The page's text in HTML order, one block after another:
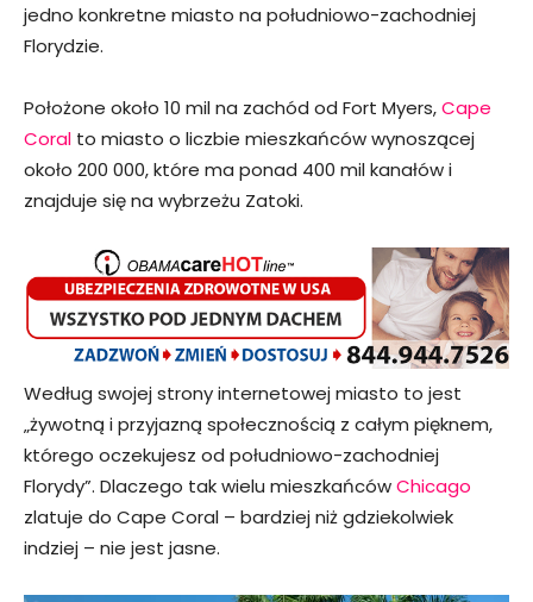
jedno konkretne miasto na południowo-zachodniej
Florydzie.
Położone około 10 mil na zachód od Fort Myers,Cape
Coral to miasto o liczbie mieszkańców wynoszącej
około 200 000, które ma ponad 400 mil kanałów i
znajduje się na wybrzeżu Zatoki.
Według swojej strony internetowej miasto to jest
„żywotną i przyjazną społecznością z całym pięknem,
którego oczekujesz od południowo-zachodniej
Florydy”. Dlaczego tak wielu mieszkańcówChicago
zlatuje do Cape Coral – bardziej niż gdziekolwiek
indziej – nie jest jasne.